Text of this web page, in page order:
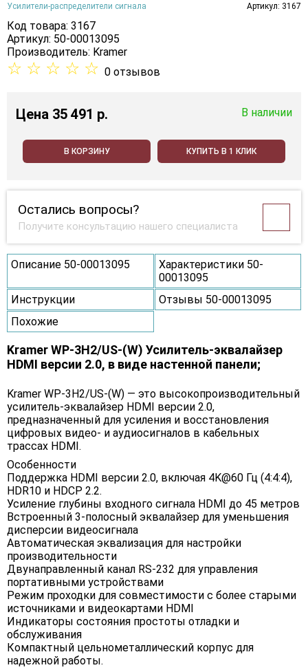
Усилители-распределители сигнала Артикул: 3167
Код товара: 3167
Артикул: 50-00013095
Производитель: Kramer
☆ ☆ ☆ ☆ ☆ 0 отзывов
Цена 35 491 p. В наличии
В КОРЗИНУ КУПИТЬ В 1 КЛИК
Остались вопросы?
Получите консультацию нашего специалиста
Описание 50-00013095
Характеристики 50-
00013095
Инструкции
Отзывы 50-00013095
Похожие
Kramer WP-3H2/US-(W) Усилитель-эквалайзер
HDMI версии 2.0, в виде настенной панели;
Kramer WP-3H2/US-(W) — это высокопроизводительный
усилитель-эквалайзер HDMI версии 2.0,
предназначенный для усиления и восстановления
цифровых видео- и аудиосигналов в кабельных
трассах HDMI.
Особенности
Поддержка HDMI версии 2.0, включая 4K@60 Гц (4:4:4),
HDR10 и HDCP 2.2.
Усиление глубины входного сигнала HDMI до 45 метров
Встроенный 3-полосный эквалайзер для уменьшения
дисперсии видеосигнала
Автоматическая эквализация для настройки
производительности
Двунаправленный канал RS-232 для управления
портативными устройствами
Режим проходки для совместимости с более старыми
источниками и видеокартами HDMI
Индикаторы состояния простоты отладки и
обслуживания
Компактный цельнометаллический корпус для
надежной работы.